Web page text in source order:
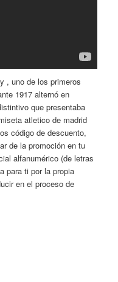
, uno de los primeros
1917 alternó en
que presentaba
atletico de madrid
código de descuento,
de la promoción en tu
alfanumérico (de letras
para ti por la propia
en el proceso de